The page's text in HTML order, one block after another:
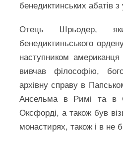
бенедиктинських абатів з
Отець Шрьодер,
бенедиктиньського
наступником американця
вивчав філософію,
архівну справу в
Ансельма в Римі та в
Оксфорді, а також був
монастирях, також і в не